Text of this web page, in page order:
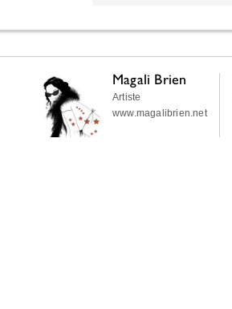
Magali Brien
Artiste
www.magalibrien.net